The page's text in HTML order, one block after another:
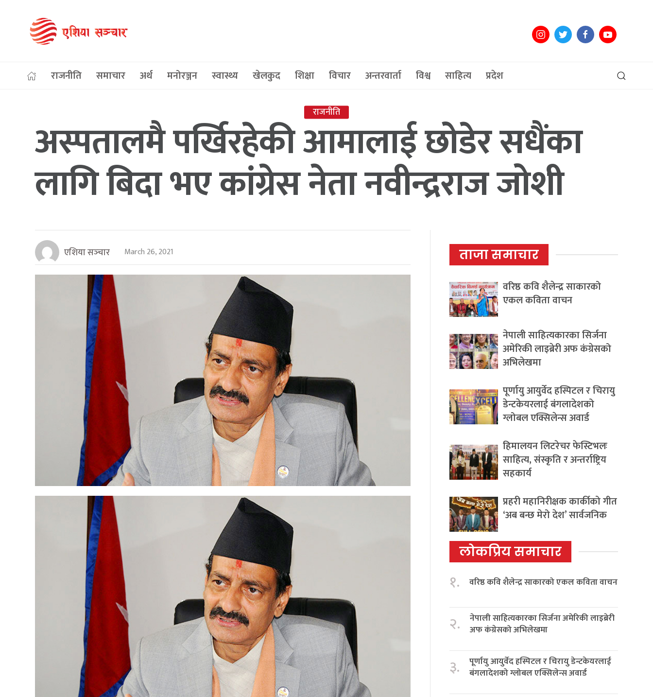
राजनीति समाचार अर्थ मनोरञ्जन स्वास्थ्य खेलकुद शिक्षा विचार अन्तरवार्ता विश्व साहित्य प्रदेश
राजनीति
अस्पतालमै पर्खिरहेकी आमालाई छोडेर सधैंका
लागि बिदा भए कांग्रेस नेता नवीन्द्रराज जोशी
एशिया सञ्‍चार March 26, 2021 ताजा समाचार
वरिष्ठ कवि शैलेन्द्र साकारको
एकल कविता वाचन
नेपाली साहित्यकारका सिर्जना
अमेरिकी लाइब्रेरी अफ कंग्रेसको
अभिलेखमा
पूर्णायु आयुर्वेद हस्पिटल र चिरायु
डेन्टकेयरलाई बंगलादेशको
ग्लोबल एक्सिलेन्स अवार्ड
हिमालयन लिटरेचर फेस्टिभलः
साहित्य, संस्कृति र अन्तर्राष्ट्रिय
सहकार्य
प्रहरी महानिरीक्षक कार्कीको गीत
‘अब बन्छ मेरो देश’ सार्वजनिक
लोकप्रिय समाचार
१. वरिष्ठ कवि शैलेन्द्र साकारको एकल कविता वाचन
२.
नेपाली साहित्यकारका सिर्जना अमेरिकी लाइब्रेरी
अफ कंग्रेसको अभिलेखमा
३.
पूर्णायु आयुर्वेद हस्पिटल र चिरायु डेन्टकेयरलाई
बंगलादेशको ग्लोबल एक्सिलेन्स अवार्ड